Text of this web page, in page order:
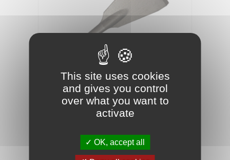
Référence : 07030142
COUTEAU DELTA 80MM DROIT AFFÛTÉ
This site uses cookies
and gives you control
over what you want to
activate
OK, accept all